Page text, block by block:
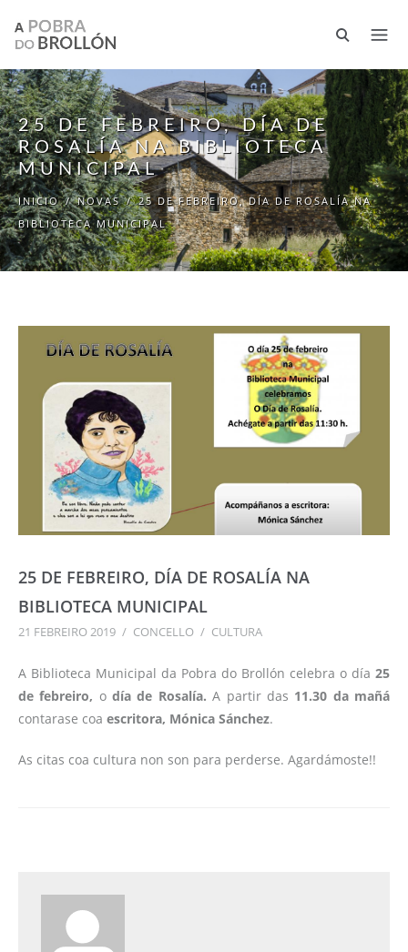
25 DE FEBREIRO, DÍA DE
ROSALÍA NA BIBLIOTECA
MUNICIPAL
INICIO / NOVAS / 25 DE FEBREIRO, DÍA DE ROSALÍA NA
BIBLIOTECA MUNICIPAL
25 DE FEBREIRO, DÍA DE ROSALÍA NA
BIBLIOTECA MUNICIPAL
21 FEBREIRO 2019 / CONCELLO / CULTURA
A Biblioteca Municipal da Pobra do Brollón celebra o día 25
de febreiro, odía de Rosalía. A partir das 11.30 da mañá
contarase coa escritora, Mónica Sánchez.
As citas coa cultura non son para perderse. Agardámoste!!